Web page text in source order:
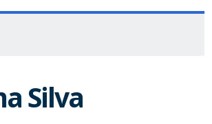
Silva